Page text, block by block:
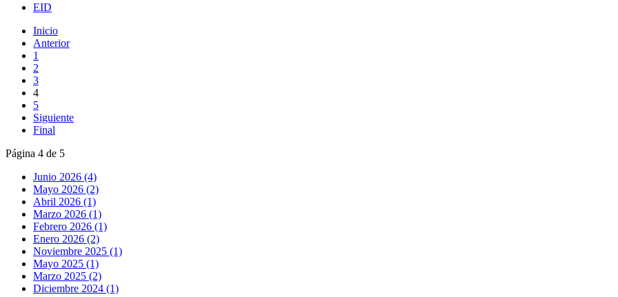
EID
Inicio
Anterior
1
2
3
4
5
Siguiente
Final
Página 4 de 5
Junio 2026 (4)
Mayo 2026 (2)
Abril 2026 (1)
Marzo 2026 (1)
Febrero 2026 (1)
Enero 2026 (2)
Noviembre 2025 (1)
Mayo 2025 (1)
Marzo 2025 (2)
Diciembre 2024 (1)